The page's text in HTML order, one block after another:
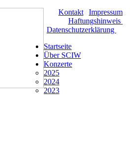
Kontakt Impressum
Haftungshinweis
Datenschutzerklärung
Startseite
Über SCIW
Konzerte
2025
2024
2023